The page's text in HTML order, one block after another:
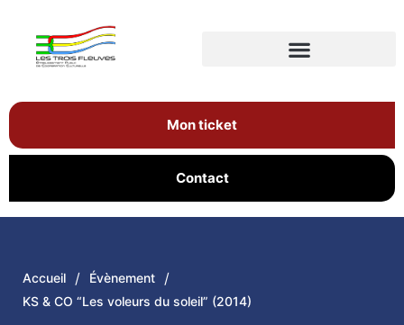
Mon ticket
Contact
Accueil / Évènement /
KS & CO “Les voleurs du soleil” (2014)